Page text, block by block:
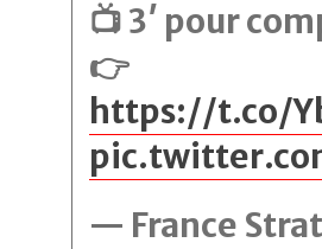
📺 3′ pour
👉
https://t.co/
— France